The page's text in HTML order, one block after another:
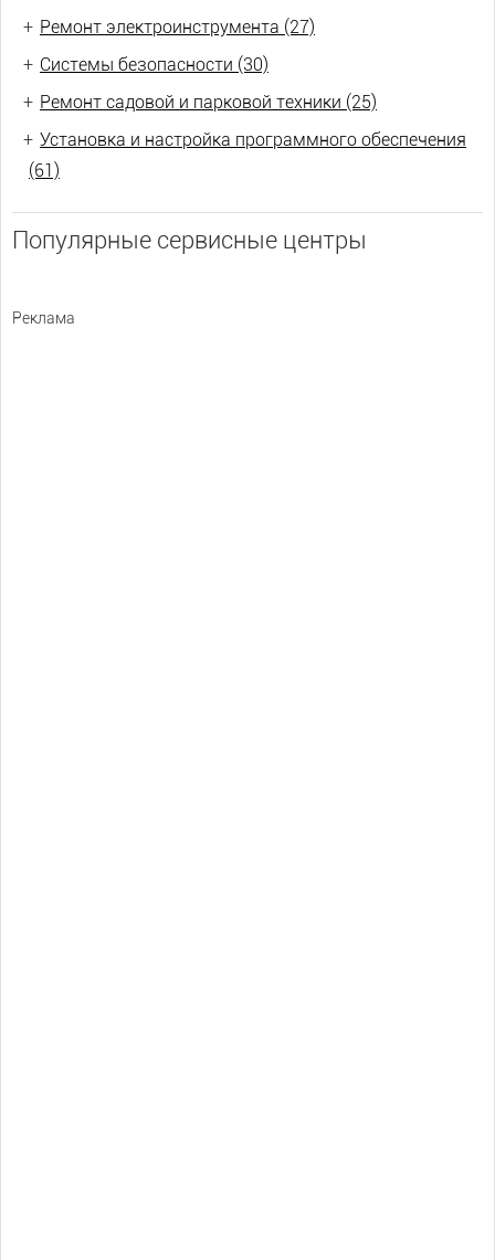
+ Ремонт электроинструмента (27)
+ Системы безопасности (30)
+ Ремонт садовой и парковой техники (25)
+ Установка и настройка программного обеспечения
(61)
Популярные сервисные центры
Реклама